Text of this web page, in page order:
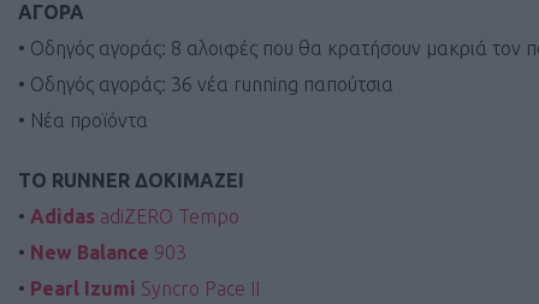
ΑΓΟΡΑ
• Οδηγός αγοράς: 8 αλοιφές που θα κρατήσουν μακριά τον
• Οδηγός αγοράς: 36 νέα running παπούτσια
• Νέα προϊόντα
ΤΟ RUNNER ΔΟΚΙΜΑΖΕΙ
• Adidas adiZERO Tempo
• New Balance 903
• Pearl Izumi Syncro Pace II